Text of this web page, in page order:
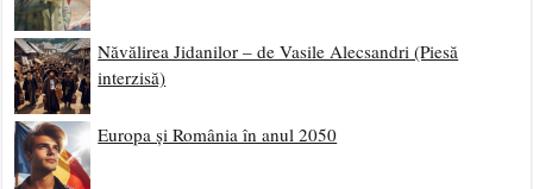
Năvălirea Jidanilor – de Vasile Alecsandri (Piesă
interzisă)
Europa și România în anul 2050